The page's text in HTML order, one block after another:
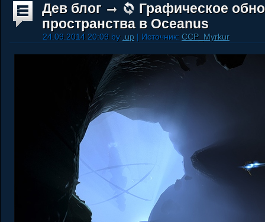
Дев блог
Графическое
пространства в Oceanus
24.09.2014 20:09 by .up | Источник: CCP_Myrkur